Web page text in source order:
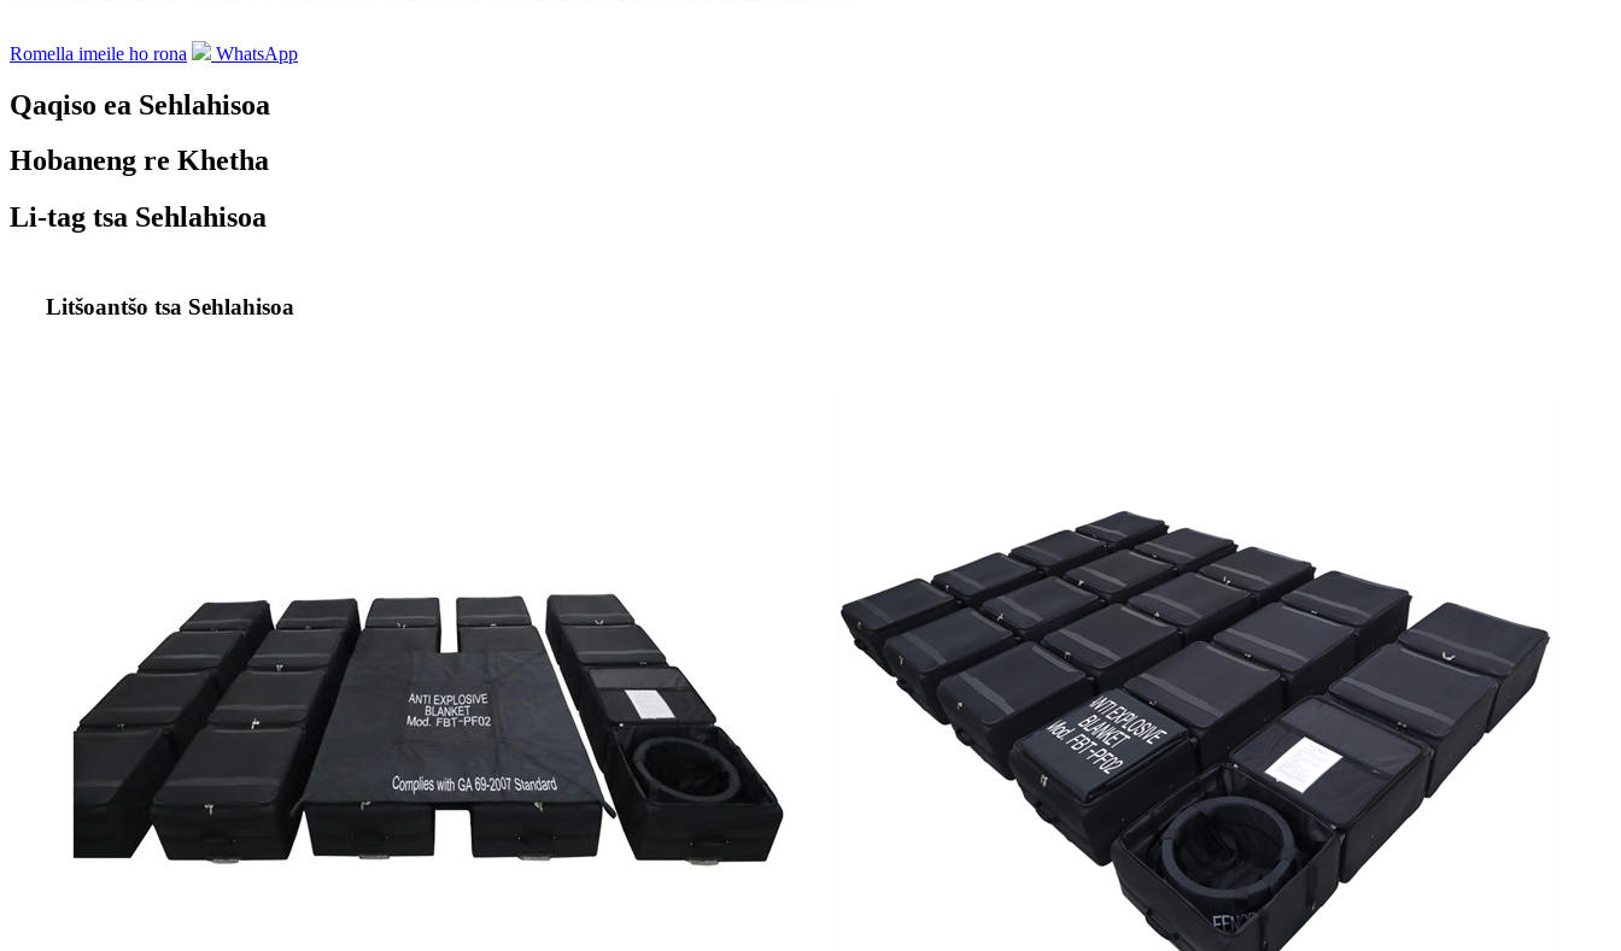
Romella imeile ho rona WhatsApp
Qaqiso ea Sehlahisoa
Hobaneng re Khetha
Li-tag tsa Sehlahisoa
Litšoantšo tsa Sehlahisoa